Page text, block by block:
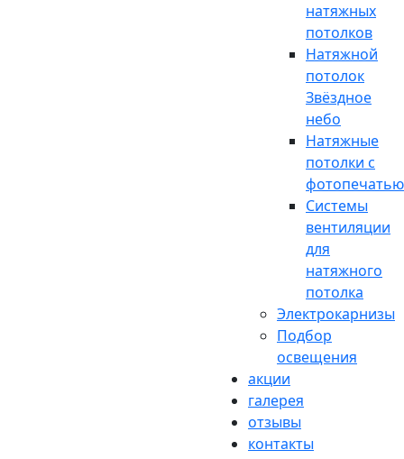
натяжных
потолков
Натяжной
потолок
Звёздное
небо
Натяжные
потолки с
фотопечатью
Системы
вентиляции
для
натяжного
потолка
Электрокарнизы
Подбор
освещения
акции
галерея
отзывы
контакты